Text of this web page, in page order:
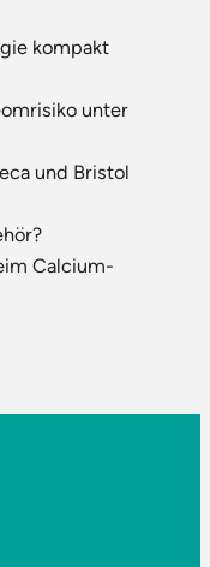
kompakt
unter
und Bristol
Calcium-